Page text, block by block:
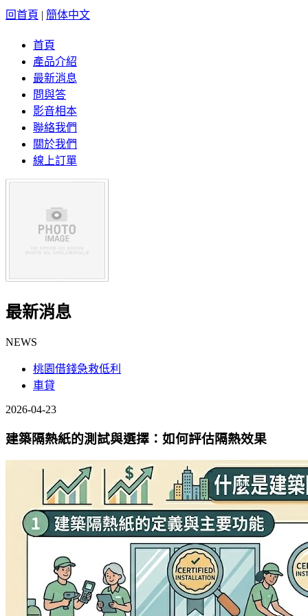
回首頁 | 簡体中文
首頁
產品介紹
最新消息
問與答
影音相本
聯絡我們
關於我們
線上訂單
最新消息
NEWS
桃園借錢急救低利
車貸
2026-04-23
建築隔熱紙的測試與選擇：如何評估隔熱效果